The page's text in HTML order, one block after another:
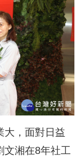
大，面對日益
文湘在8年社工